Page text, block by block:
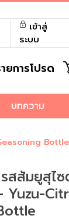
เข้าสู่
ระบบ
ยการโปรด
บทความ
Bottle
สส้มยูสุไ
Yuzu-